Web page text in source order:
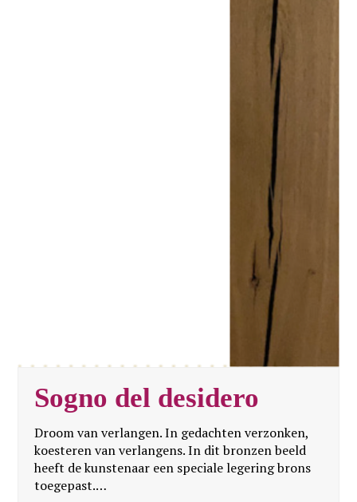
Sogno del desidero
Droom van verlangen. In gedachten verzonken,
koesteren van verlangens. In dit bronzen beeld
heeft de kunstenaar een speciale legering brons
toegepast.…